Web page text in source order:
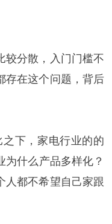
较分散，入门门槛不
存在这个问题，背后
下，家电行业的的
什么产品多样化？
人都不希望自己家跟